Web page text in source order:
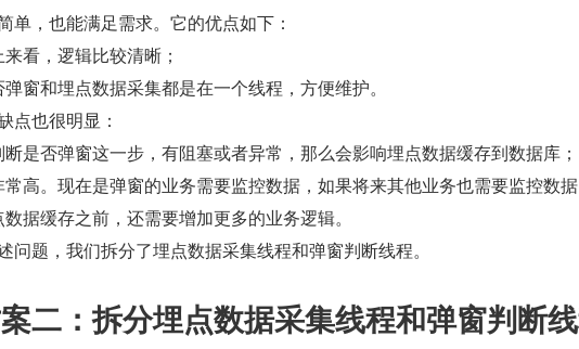
单，也能满足需求。它的优点如下：
看，逻辑比较清晰；
窗和埋点数据采集都是在一个线程，方便维护。
点也很明显：
是否弹窗这一步，有阻塞或者异常，那么会影响埋点数据缓存到数据库；
高。现在是弹窗的业务需要监控数据，如果将来其他业务也需要监控数
据缓存之前，还需要增加更多的业务逻辑。
问题，我们拆分了埋点数据采集线程和弹窗判断线程。
二：拆分埋点数据采集线程和弹窗判断